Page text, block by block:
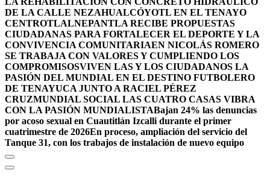
DE LA CALLE NEZAHUALCÓYOTL EN EL TENAYO
CENTROTLALNEPANTLA RECIBE PROPUESTAS
CIUDADANAS PARA FORTALECER EL DEPORTE Y LA
CONVIVENCIA COMUNITARIAEN NICOLÁS ROMERO
SE TRABAJA CON VALORES Y CUMPLIENDO LOS
COMPROMISOSVIVEN LAS Y LOS CIUDADANOS LA
PASIÓN DEL MUNDIAL EN EL DESTINO FUTBOLERO
DE TENAYUCA JUNTO A RACIEL PÉREZ
CRUZMUNDIAL SOCIAL LAS CUATRO CASAS VIBRA
CON LA PASIÓN MUNDIALISTABajan 24% las denuncias
por acoso sexual en Cuautitlán Izcalli durante el primer
cuatrimestre de 2026En proceso, ampliación del servicio del
Tanque 31, con los trabajos de instalación de nuevo equipo